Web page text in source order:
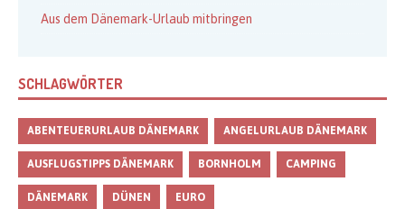
Aus dem Dänemark-Urlaub mitbringen
SCHLAGWÖRTER
ABENTEUERURLAUB DÄNEMARK ANGELURLAUB DÄNEMARK
AUSFLUGSTIPPS DÄNEMARK BORNHOLM CAMPING
DÄNEMARK DÜNEN EURO